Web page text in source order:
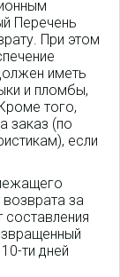
Перечень
При этом
иметь
и пломбы,
того,
заказ (по
если
возврата за
ти дней